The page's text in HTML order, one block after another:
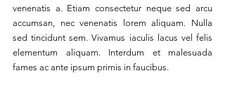
venenatis a. Etiam consectetur neque sed arcu
accumsan, nec venenatis lorem aliquam. Nulla
sed tincidunt sem. Vivamus iaculis lacus vel felis
elementum aliquam. Interdum et malesuada
fames ac ante ipsum primis in faucibus.